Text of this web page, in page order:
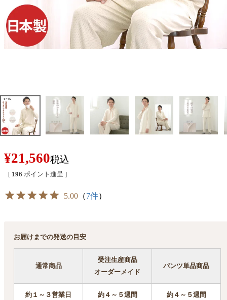
¥21,560税込
[ 196 ポイント進呈 ]
5.00 （7件）
お届けまでの発送の目安
通常商品
受注生産商品
オーダーメイド
パンツ単品商品
約１～３営業日 約４～５週間 約４～５週間